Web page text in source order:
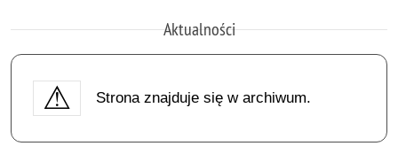
Aktualności
Strona znajduje się w archiwum.